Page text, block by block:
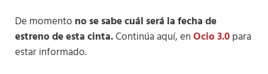
De momento no se sabe cuál será la fecha de
estreno de esta cinta.Continúa aquí, enOcio 3.0para
estar informado.